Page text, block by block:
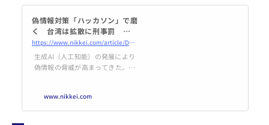
偽情報対策「ハッカソン」で磨
く 台湾は拡散に刑事罰 安全
保障とeconomy - 日本経済新聞
https://www.nikkei.com/article/DGXZQOUA074YV0X01C24A0000000/
生成AI（人工知能）の発展により
偽情報の脅威が高まってきた。う
応を迫られる。米欧や台湾が対策
で先行する状況で、日本でも初め
www.nikkei.com